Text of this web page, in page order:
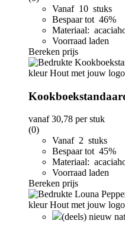
Vanaf 10 stuks
Bespaar tot 46%
Materiaal:
Voorraad laden
Bereken prijs
vanaf30,78 per stuk
(0)
Vanaf 2 stuks
Bespaar tot 45%
Materiaal:
Voorraad laden
Bereken prijs
(deels) nieuw